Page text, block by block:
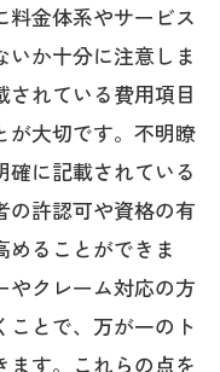
料金体系やサービス
いか十分に注意しま
されている費用項目
が大切です。不明瞭
確に記載されている
の許認可や資格の有
ることができま
やクレーム対応の方
とで、万が一のト
ます。これらの点を